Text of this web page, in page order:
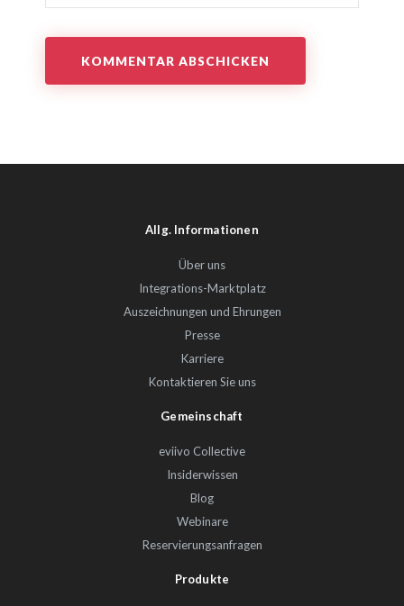
Allg. Informationen
Über uns
Integrations-Marktplatz
Auszeichnungen und Ehrungen
Presse
Karriere
Kontaktieren Sie uns
Gemeinschaft
eviivo Collective
Insiderwissen
Blog
Webinare
Reservierungsanfragen
Produkte